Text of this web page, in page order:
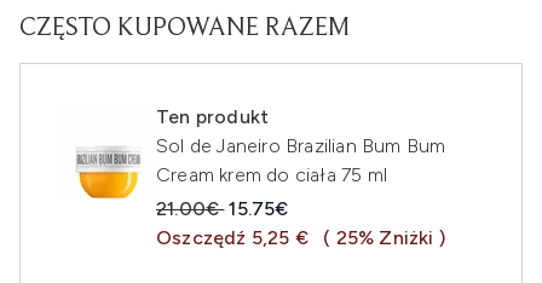
CZĘSTO KUPOWANE RAZEM
Ten produkt
Sol de Janeiro Brazilian Bum Bum
Cream krem do ciała 75 ml
Sugerowana cena detaliczna:
21.00€Aktualna cena:
15.75€
Oszczędź 5,25 €
( 25% Zniżki )